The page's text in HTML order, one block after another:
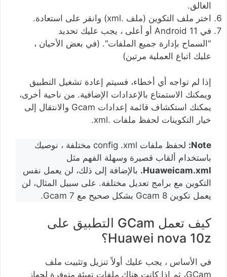
الغالق.
اختر ملف التكوين (ملف .xml) وانقر على استعادة.
في Android 11 أو أعلى ، يجب عليك تحديد
"السماح بإدارة جميع الملفات". (في بعض الأحيان ،
عليك اتباع العملية مرتين)
إذا لم تواجه أي أخطاء، فسيتم إعادة تشغيل التطبيق
ويمكنك الاستمتاع بالإعدادات الإضافية. من ناحية أخرى،
يمكنك استكشاف قائمة إعدادات Gcam والانتقال إلى
خيار التكوينات لحفظ ملفات .xml.
Note:
لحفظ ملفات config .xml مختلفة ، نوصيك
باستخدام ألقاب قصيرة وسهلة الفهم مثل
Huaweicam.xml. بالإضافة إلى ذلك، لن يعمل نفس
التكوين مع برامج تعديل مختلفة. على سبيل المثال، لن
يعمل تكوين Gcam 8 بشكل صحيح مع Gcam 7.
كيف تعمل GCam التطبيق على
Huawei nova 10z؟
في الأساس ، يجب عليك أولاً تنزيل وتثبيت ملف
GCam، ثم إذا كانت هناك ملفات تهيئة متوفرة لجهاز